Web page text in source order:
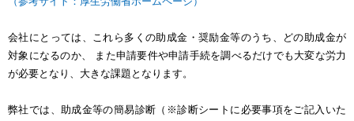
会社にとっては、これら多くの助成金・奨励金等のうち、どの助成金が
対象になるのか、 また申請要件や申請手続を調べるだけでも大変な労力
が必要となり、大きな課題となります。
弊社では、助成金等の簡易診断（※診断シートに必要事項をご記入いた